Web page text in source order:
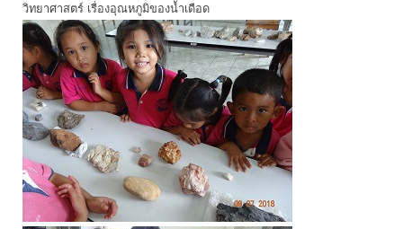
วิทยาศาสตร์ เรื่องอุณหภูมิของน้ำเดือด